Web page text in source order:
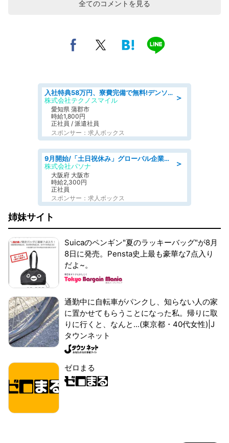
全てのコメントを見る
＞
入社特典58万円、寮費完備で無料!デンソーで働こう!自動車工場で小型部品の検査業務 denso aichi
株式会社テクノスマイル
愛知県 蒲郡市
時給1,800円
正社員 / 派遣社員
スポンサー：求人ボックス
＞
9月開始/「土日祝休み」グローバル企業での産業保健のお仕事/保健師/高時給/残業なし/服装自由
株式会社パソナ
大阪府 大阪市
時給2,300円
正社員
スポンサー：求人ボックス
姉妹サイト
Suicaのペンギン"夏のラッキーバッグ"が8月
8日に発売。Pensta史上最も豪華な7点入り
だよ~。
通勤中に自転車がパンクし、知らない人の家
に置かせてもらうことになった私。帰りに取
りに行くと、なんと...(東京都・40代女性)|J
タウンネット
ゼロまる